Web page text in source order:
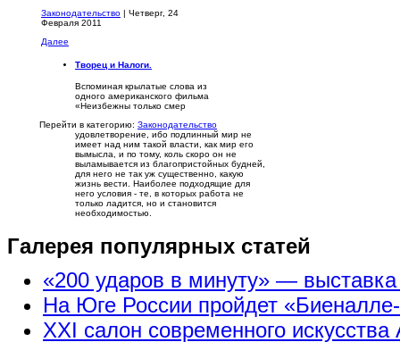
Законодательство | Четверг, 24
Февраля 2011
Далее
Творец и Налоги.
Вспоминая крылатые слова из
одного американского фильма
«Неизбежны только смер
Перейти в категорию: Законодательство
удовлетворение, ибо подлинный мир не
имеет над ним такой власти, как мир его
вымысла, и по тому, коль скоро он не
выламывается из благопристойных будней,
для него не так уж существенно, какую
жизнь вести. Наиболее подходящие для
него условия - те, в которых работа не
только ладится, но и становится
необходимостью.
Галерея популярных статей
«200 ударов в минуту» —
На Юге России пройдет
XXI салон современного искусства